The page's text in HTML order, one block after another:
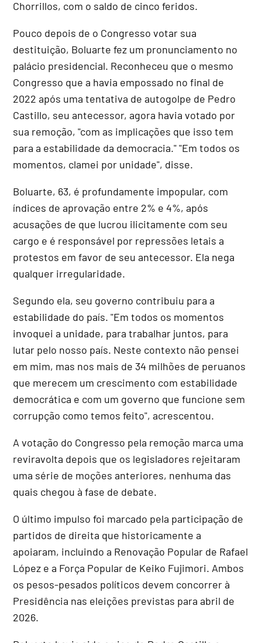
Chorrillos, com o saldo de cinco feridos.
Pouco depois de o Congresso votar sua
destituição, Boluarte fez um pronunciamento no
palácio presidencial. Reconheceu que o mesmo
Congresso que a havia empossado no final de
2022 após uma tentativa de autogolpe de Pedro
Castillo, seu antecessor, agora havia votado por
sua remoção, "com as implicações que isso tem
para a estabilidade da democracia." "Em todos os
momentos, clamei por unidade", disse.
Boluarte, 63, é profundamente impopular, com
índices de aprovação entre 2% e 4%, após
acusações de que lucrou ilicitamente com seu
cargo e é responsável por repressões letais a
protestos em favor de seu antecessor. Ela nega
qualquer irregularidade.
Segundo ela, seu governo contribuiu para a
estabilidade do país. "Em todos os momentos
invoquei a unidade, para trabalhar juntos, para
lutar pelo nosso país. Neste contexto não pensei
em mim, mas nos mais de 34 milhões de peruanos
que merecem um crescimento com estabilidade
democrática e com um governo que funcione sem
corrupção como temos feito", acrescentou.
A votação do Congresso pela remoção marca uma
reviravolta depois que os legisladores rejeitaram
uma série de moções anteriores, nenhuma das
quais chegou à fase de debate.
O último impulso foi marcado pela participação de
partidos de direita que historicamente a
apoiaram, incluindo a Renovação Popular de Rafael
López e a Força Popular de Keiko Fujimori. Ambos
os pesos-pesados políticos devem concorrer à
Presidência nas eleições previstas para abril de
2026.